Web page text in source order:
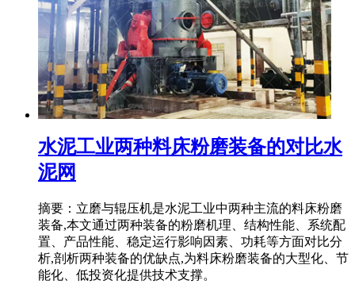
水泥工业两种料床粉磨装备的对比水
泥网
摘要：立磨与辊压机是水泥工业中两种主流的料床粉磨
装备,本文通过两种装备的粉磨机理、结构性能、系统配
置、产品性能、稳定运行影响因素、功耗等方面对比分
析,剖析两种装备的优缺点,为料床粉磨装备的大型化、节
能化、低投资化提供技术支撑。